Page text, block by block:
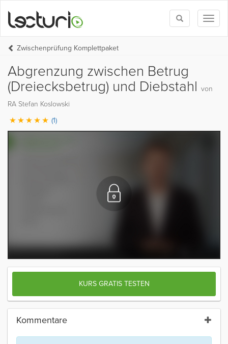
Toggle
search
Zwischenprüfung Komplettpaket
Abgrenzung zwischen Betrug
(Dreiecksbetrug) und Diebstahl von
RA Stefan Koslowski
(1)
KURS GRATIS TESTEN
Kommentare